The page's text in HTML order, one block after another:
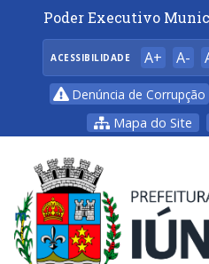
Poder Executivo
ACESSIBILIDADE A+ A-
Denúncia de Corrupção
Mapa do Site